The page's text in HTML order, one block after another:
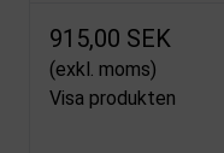
915,00 SEK
(exkl. moms)
Visa produkten